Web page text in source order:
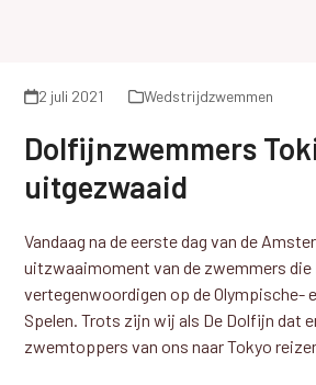
2 juli 2021 Wedstrijdzwemmen
Dolfijnzwemmers
uitgezwaaid
Vandaag na de eerste dag van de
uitzwaaimoment van de zwemmers die
vertegenwoordigen op de Olympische-
Spelen. Trots zijn wij als De Dolfijn dat
zwemtoppers van ons naar Tokyo